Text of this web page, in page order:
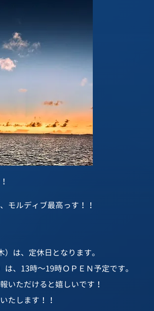
モルディブ最高っす！！
は、定休日となります。
、13時～19時ＯＰＥＮ予定です。
いただけると嬉しいです！
たします！！